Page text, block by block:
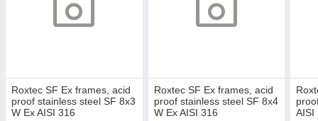
Roxtec SF Ex frames, acid
proof stainless steel SF 8x3
W Ex AISI 316
Roxtec SF Ex frames, acid
proof stainless steel SF 8x4
W Ex AISI 316
AISI